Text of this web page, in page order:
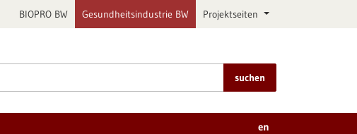
BIOPRO BW Gesundheitsindustrie BW Projektseiten
suchen
en